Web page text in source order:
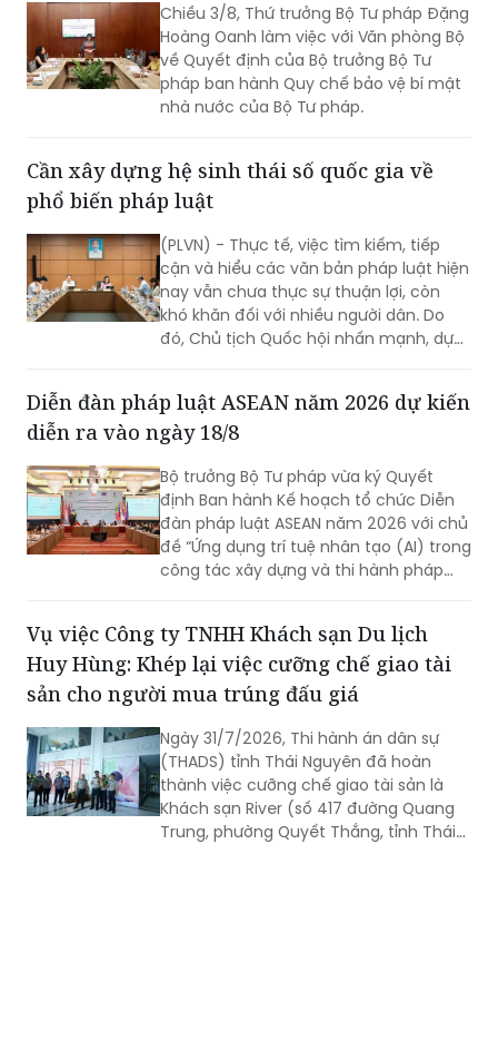
quyền con người.
Chiều 3/8, Thứ trưởng Bộ Tư pháp Đặng
Hoàng Oanh làm việc với Văn phòng Bộ
về Quyết định của Bộ trưởng Bộ Tư
pháp ban hành Quy chế bảo vệ bí mật
nhà nước của Bộ Tư pháp.
Cần xây dựng hệ sinh thái số quốc gia về
phổ biến pháp luật
(PLVN) - Thực tế, việc tìm kiếm, tiếp
cận và hiểu các văn bản pháp luật hiện
nay vẫn chưa thực sự thuận lợi, còn
khó khăn đối với nhiều người dân. Do
đó, Chủ tịch Quốc hội nhấn mạnh, dự
việc xây dựng hệ sinh thái số quốc gia
về phổ biến, giáo dục pháp luật.
Diễn đàn pháp luật ASEAN năm 2026 dự kiến
diễn ra vào ngày 18/8
Bộ trưởng Bộ Tư pháp vừa ký Quyết
định Ban hành Kế hoạch tổ chức Diễn
đàn pháp luật ASEAN năm 2026 với chủ
đề “Ứng dụng trí tuệ nhân tạo (AI) trong
công tác xây dựng và thi hành pháp
Vụ việc Công ty TNHH Khách sạn Du lịch
Huy Hùng: Khép lại việc cưỡng chế giao tài
sản cho người mua trúng đấu giá
Ngày 31/7/2026, Thi hành án dân sự
(THADS) tỉnh Thái Nguyên đã hoàn
thành việc cưỡng chế giao tài sản là
Khách sạn River (số 417 đường Quang
Trung, phường Quyết Thắng, tỉnh Thái